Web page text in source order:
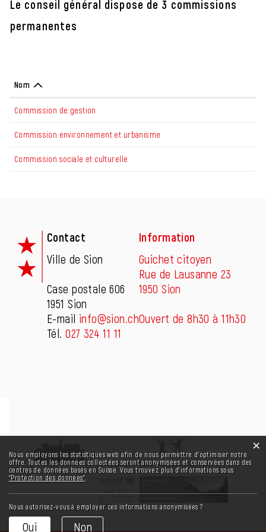
Le conseil général dispose de 3 commissions
permanentes
Nom
Commission de gestion
Commission environnement et urbanisme
Commission sociale et culturelle
Contact
Ville de Sion
Case postale 606
1951 Sion
E-mail info@sion.ch
Tél.027 324 11 11
Information
Guichet citoyen
Rue de Lausanne 23
1950 Sion
Ouvert de 8h30 à 11h30
Statistiques web
Nous employons les statistiques web afin de nous permettre d'optimiser notre
offre. Toutes les données collectées seront anonymisées et conservées dans des
centres de données basés en Suisse. Vous trouvez plus d'informations sous
“Protection des données“
Nous autorisez-vous à employer ces informations anonymisées ?
Oui Non
×